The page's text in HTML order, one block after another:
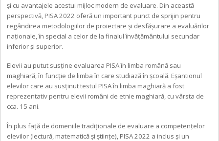
și cu avantajele acestui mijloc modern de evaluare. Din această
perspectivă, PISA 2022 oferă un important punct de sprijin pentru
regândirea metodologiilor de proiectare și desfășurare a evaluărilor
naționale, în special a celor de la finalul învățământului secundar
inferior și superior.
Elevii au putut susține evaluarea PISA în limba română sau
maghiară, în funcție de limba în care studiază în școală. Eșantionul
elevilor care au susținut testul PISA în limba maghiară a fost
reprezentativ pentru elevii români de etnie maghiară, cu vârsta de
cca. 15 ani.
În plus față de domeniile tradiționale de evaluare a competențelor
elevilor (lectură, matematică și științe), PISA 2022 a inclus și un